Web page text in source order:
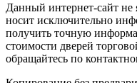
Данный интернет-сайт не
носит исключительно
получить точную
стоимости дверей
обращайтесь по